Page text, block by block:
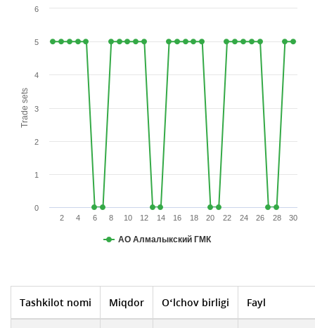
Trade sets
АО Алмалыкский ГМК
2 4 6 8 10 12 14 16 18 20 22 24 26 28 30
0
1
2
3
4
5
6
Tashkilot nomi Miqdor O‘lchov birligi Fayl